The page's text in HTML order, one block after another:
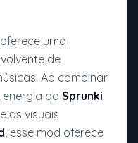
oferece uma
de
Ao combinar
do Sprunki
os visuais
, esse mod oferece